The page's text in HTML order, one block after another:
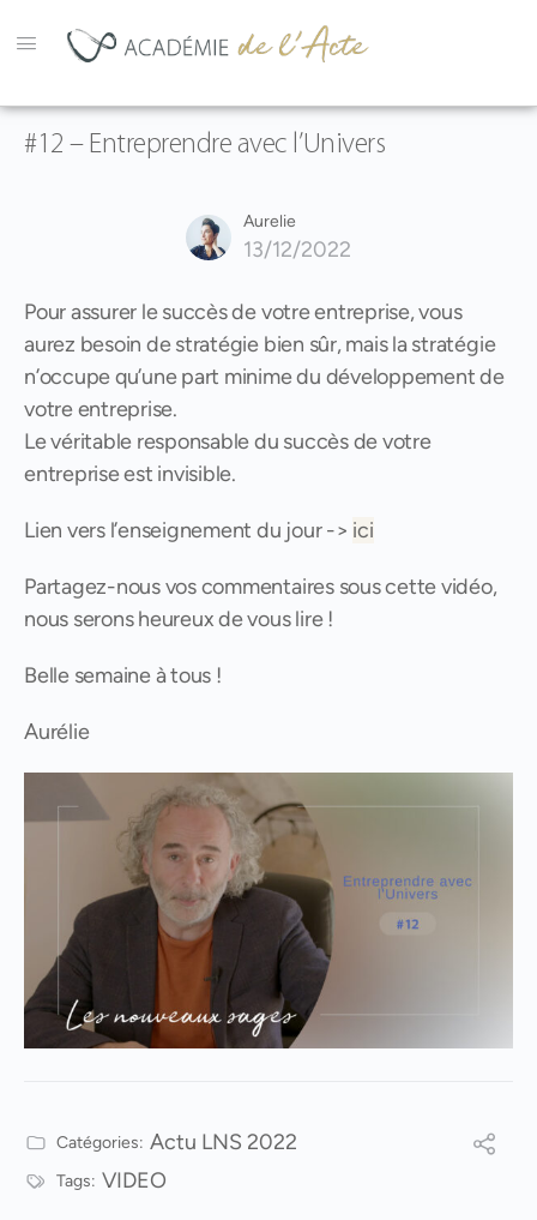
#12 – Entreprendre avec l’Univers
Aurelie
13/12/2022
Pour assurer le succès de votre entreprise, vous
aurez besoin de stratégie bien sûr, mais la stratégie
n’occupe qu’une part minime du développement de
votre entreprise.
Le véritable responsable du succès de votre
entreprise est invisible.
Lien vers l’enseignement du jour -> ici
Partagez-nous vos commentaires sous cette vidéo,
nous serons heureux de vous lire !
Belle semaine à tous !
Aurélie
Catégories: Actu LNS 2022
Tags: VIDEO